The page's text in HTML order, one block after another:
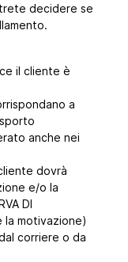
decidere se
il cliente è
a
anche nei
dovrà
e/o la
DI
la motivazione)
corriere o da